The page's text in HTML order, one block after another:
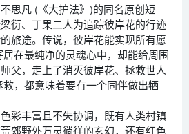
思凡 (《大护法》)的同名原创短
衍、丁果二人为追踪彼岸花的行迹
旅途。传说，彼岸花能实现所有愿
在最纯净的灵魂心中，却能给周围
父，走上了消灭彼岸花、拯救世人
，都意味着要有一个同伴做出牺
彩丰富且不失协调，既有人类村镇
郊野外万灵徜徉的玄幻，还有红色